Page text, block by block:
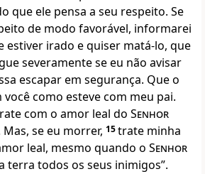
que ele pensa a seu respeito. Se
de modo favorável, informarei
estiver irado e quiser matá-lo, que
severamente se eu não avisar
escapar em segurança. Que o
você como esteve com meu pai.
com o amor leal do Senhor
se eu morrer, 15trate minha
leal, mesmo quando o Senhor
terra todos os seus inimigos”.